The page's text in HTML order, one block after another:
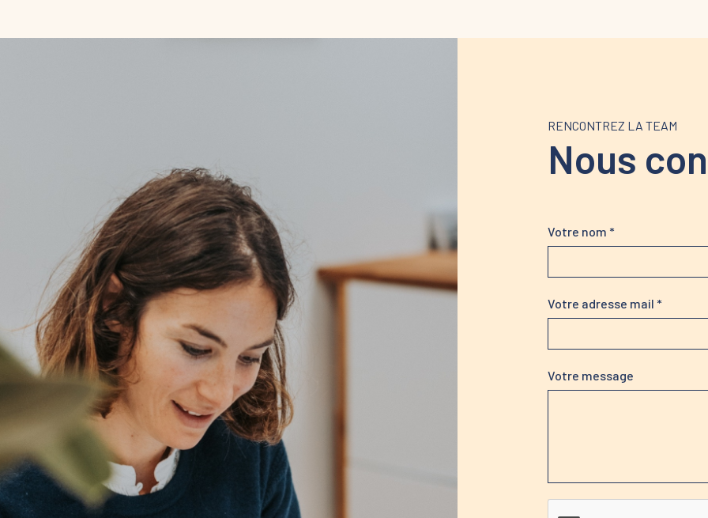
Nous
RENCONTREZ LA TEAM
Votre nom *
Votre adresse mail *
Votre message